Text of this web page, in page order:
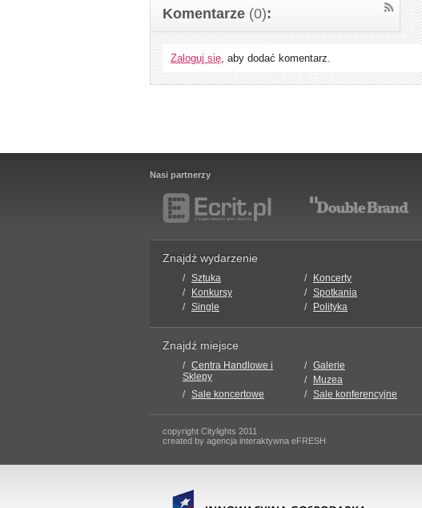
Komentarze (0):
Zaloguj się, aby dodać komentarz.
Nasi partnerzy
Znajdź wydarzenie
Sztuka Koncerty
Konkursy
Spotkania
Single
Polityka
Znajdź miejsce
Centra Handlowe i
Sklepy
Galerie
Muzea
Sale koncertowe
Sale konferencyjne
copyright Citylights 2011
created by agencja interaktywna eFRESH